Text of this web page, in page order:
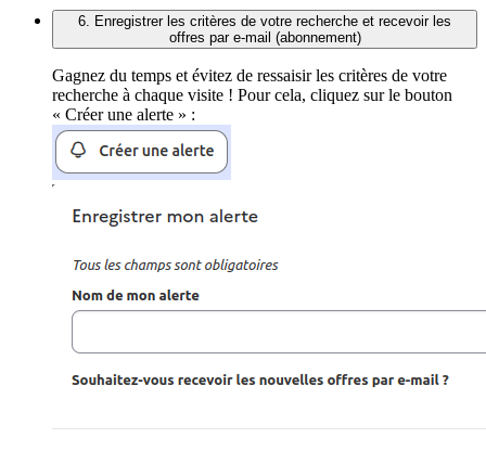
6. Enregistrer les critères de votre recherche et recevoir les
offres par e-mail (abonnement)
Gagnez du temps et évitez de ressaisir les critères de votre
recherche à chaque visite ! Pour cela, cliquez sur le bouton
« Créer une alerte » :